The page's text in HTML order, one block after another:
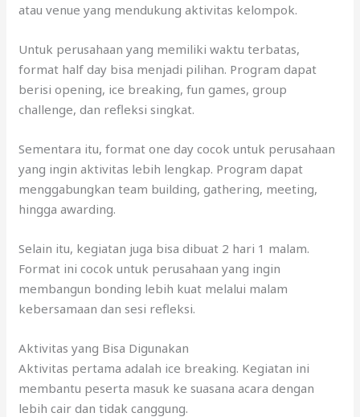
atau venue yang mendukung aktivitas kelompok.
Untuk perusahaan yang memiliki waktu terbatas,
format half day bisa menjadi pilihan. Program dapat
berisi opening, ice breaking, fun games, group
challenge, dan refleksi singkat.
Sementara itu, format one day cocok untuk perusahaan
yang ingin aktivitas lebih lengkap. Program dapat
menggabungkan team building, gathering, meeting,
hingga awarding.
Selain itu, kegiatan juga bisa dibuat 2 hari 1 malam.
Format ini cocok untuk perusahaan yang ingin
membangun bonding lebih kuat melalui malam
kebersamaan dan sesi refleksi.
Aktivitas yang Bisa Digunakan
Aktivitas pertama adalah ice breaking. Kegiatan ini
membantu peserta masuk ke suasana acara dengan
lebih cair dan tidak canggung.